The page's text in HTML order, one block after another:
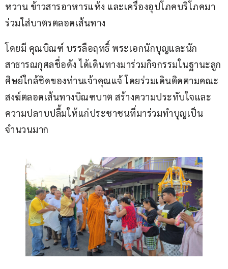
หวาน ข้าวสารอาหารแห้ง และเครื่องอุปโภคบริโภคมา
ร่วมใส่บาตรตลอดเส้นทาง
โดยมี คุณบิณฑ์ บรรลือฤทธิ์ พระเอกนักบุญและนัก
สาธารณกุศลชื่อดัง ได้เดินทางมาร่วมกิจกรรมในฐานะลูก
ศิษย์ใกล้ชิดของท่านเจ้าคุณแจ้ โดยร่วมเดินติดตามคณะ
สงฆ์ตลอดเส้นทางบิณฑบาต สร้างความประทับใจและ
ความปลาบปลื้มให้แก่ประชาชนที่มาร่วมทำบุญเป็น
จำนวนมาก